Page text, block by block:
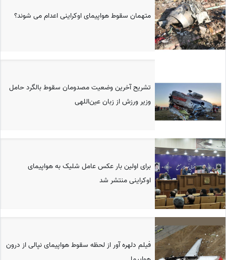
متهمان سقوط هواپیمای اوکراینی اعدام می شوند؟
تشریح آخرین وضعیت مصدومان سقوط بالگرد حامل
وزیر ورزش از زبان عین‌اللهی
برای اولین بار عکس عامل شلیک به هواپیمای
اوکراینی منتشر شد
فیلم دلهره آور از لحظه سقوط هواپیمای نپالی از درون